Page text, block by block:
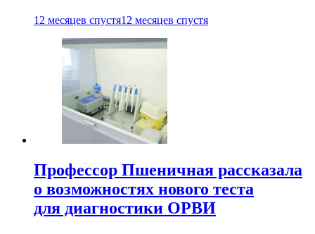
12 месяцев спустя12 месяцев спустя
Профессор Пшеничная рассказала
о возможностях нового теста
для диагностики ОРВИ